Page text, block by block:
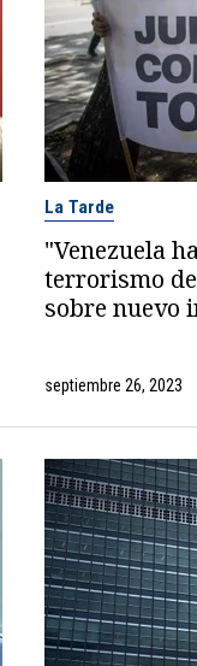
La Tarde
"Venezuela
terrorismo
sobre nuevo
septiembre 26, 2023